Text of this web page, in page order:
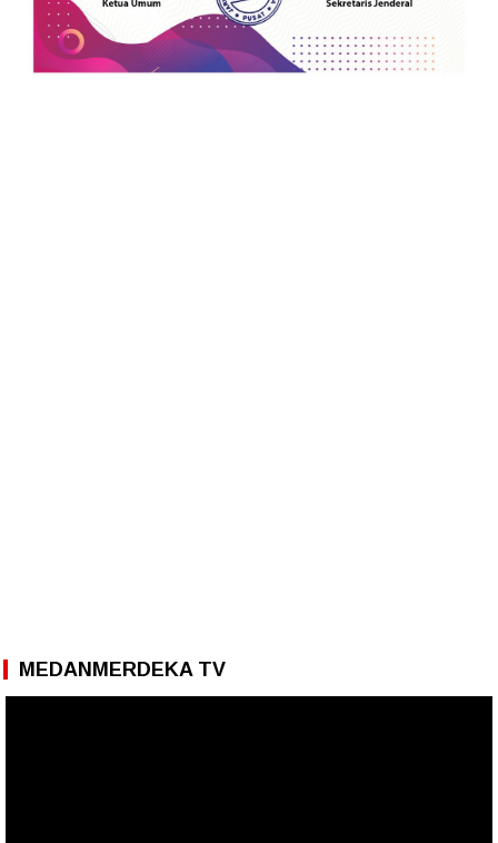
MEDANMERDEKA TV